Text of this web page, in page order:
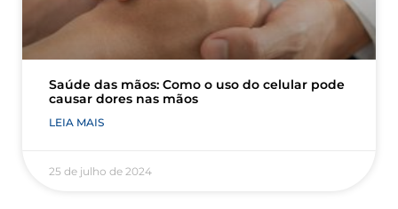
Saúde das mãos: Como o uso do celular pode
causar dores nas mãos
LEIA MAIS
25 de julho de 2024